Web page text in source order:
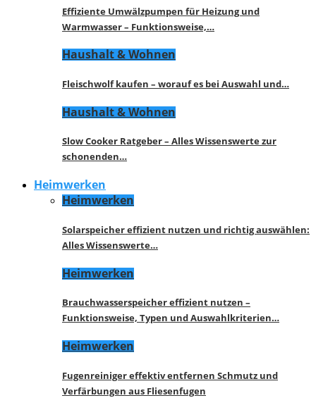
Effiziente Umwälzpumpen für Heizung und
Warmwasser – Funktionsweise,…
Haushalt & Wohnen
Fleischwolf kaufen – worauf es bei Auswahl und…
Haushalt & Wohnen
Slow Cooker Ratgeber – Alles Wissenswerte zur
schonenden…
Heimwerken
Heimwerken
Solarspeicher effizient nutzen und richtig auswählen:
Alles Wissenswerte…
Heimwerken
Brauchwasserspeicher effizient nutzen –
Funktionsweise, Typen und Auswahlkriterien…
Heimwerken
Fugenreiniger effektiv entfernen Schmutz und
Verfärbungen aus Fliesenfugen